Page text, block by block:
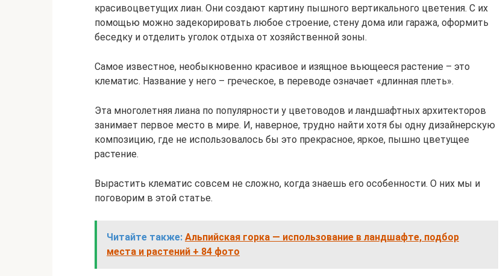
красивоцветущих лиан. Они создают картину пышного вертикального цветения. С их
помощью можно задекорировать любое строение, стену дома или гаража, оформить
беседку и отделить уголок отдыха от хозяйственной зоны.
Самое известное, необыкновенно красивое и изящное вьющееся растение – это
клематис. Название у него – греческое, в переводе означает «длинная плеть».
Эта многолетняя лиана по популярности у цветоводов и ландшафтных архитекторов
занимает первое место в мире. И, наверное, трудно найти хотя бы одну дизайнерскую
композицию, где не использовалось бы это прекрасное, яркое, пышно цветущее
растение.
Вырастить клематис совсем не сложно, когда знаешь его особенности. О них мы и
поговорим в этой статье.
Читайте также: Альпийская горка — использование в ландшафте, подбор
места и растений + 84 фото